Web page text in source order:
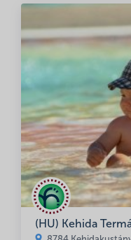
(HU) Kehida